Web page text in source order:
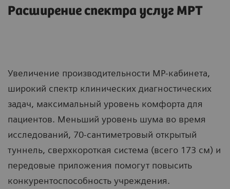
Расширение спектра услуг МРТ
Увеличение производительности МР-кабинета,
широкий спектр клинических диагностических
задач, максимальный уровень комфорта для
пациентов. Меньший уровень шума во время
исследований, 70-сантиметровый открытый
туннель, сверхкороткая система (всего 173 см) и
передовые приложения помогут повысить
конкурентоспособность учреждения.